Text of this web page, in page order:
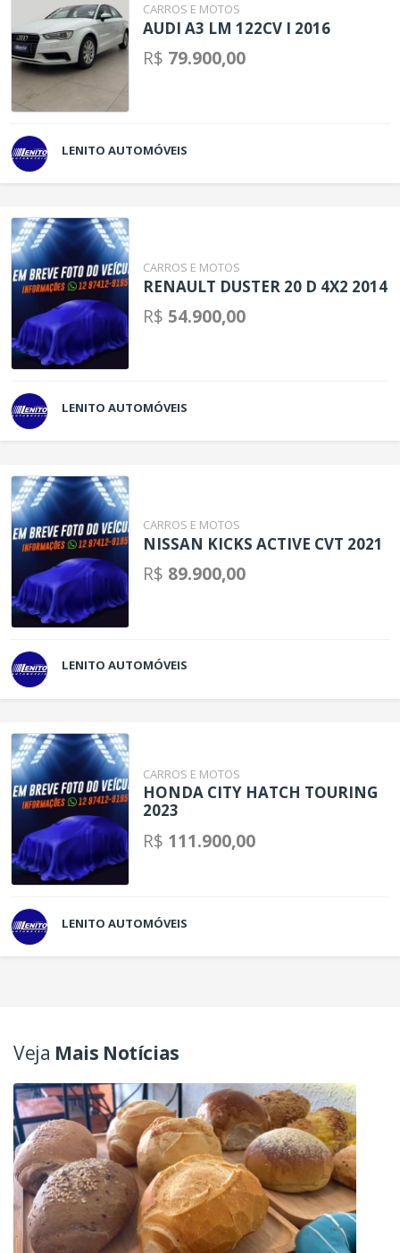
CARROS E MOTOS
AUDI A3 LM 122CV I 2016
R$ 79.900,00
LENITO AUTOMÓVEIS
CARROS E MOTOS
RENAULT DUSTER 20 D 4X2 2014
R$ 54.900,00
LENITO AUTOMÓVEIS
CARROS E MOTOS
NISSAN KICKS ACTIVE CVT 2021
R$ 89.900,00
LENITO AUTOMÓVEIS
CARROS E MOTOS
HONDA CITY HATCH TOURING
2023
R$ 111.900,00
LENITO AUTOMÓVEIS
Veja Mais Notícias